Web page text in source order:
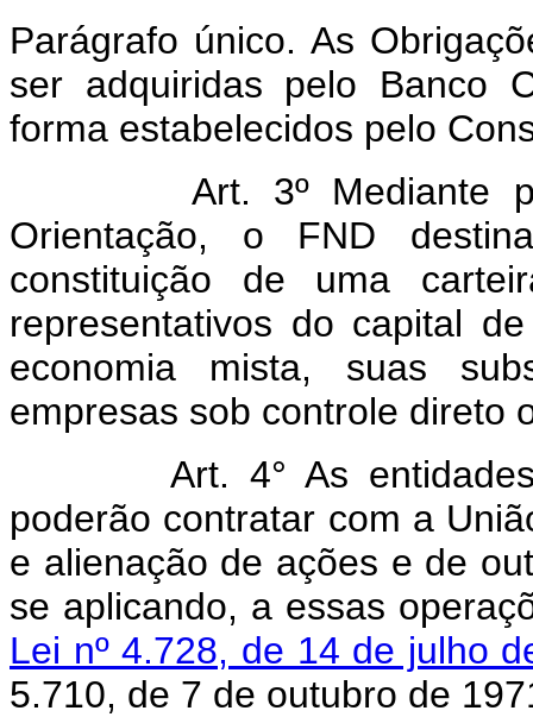
Parágrafo único. As
ser adquiridas pelo Banco
forma estabelecidos pelo
Art. 3º Mediante
Orientação, o FND
constituição de uma
representativos do capital
economia mista, suas
empresas sob controle direto
Art. 4° As
poderão contratar com a
e alienação de ações e de
se aplicando, a essas
Lei nº 4.728, de 14 de julho
5.710, de 7 de outubro de